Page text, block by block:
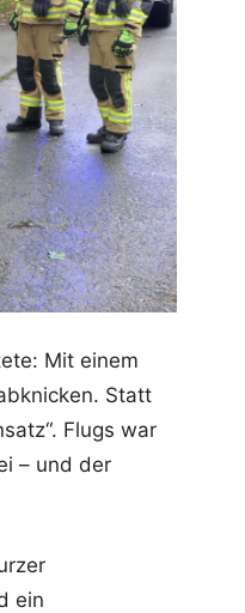
Mit einem
Statt
Flugs war
– und der
ein